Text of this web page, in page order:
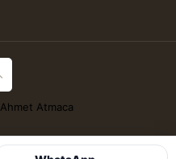
Ahmet Atmaca